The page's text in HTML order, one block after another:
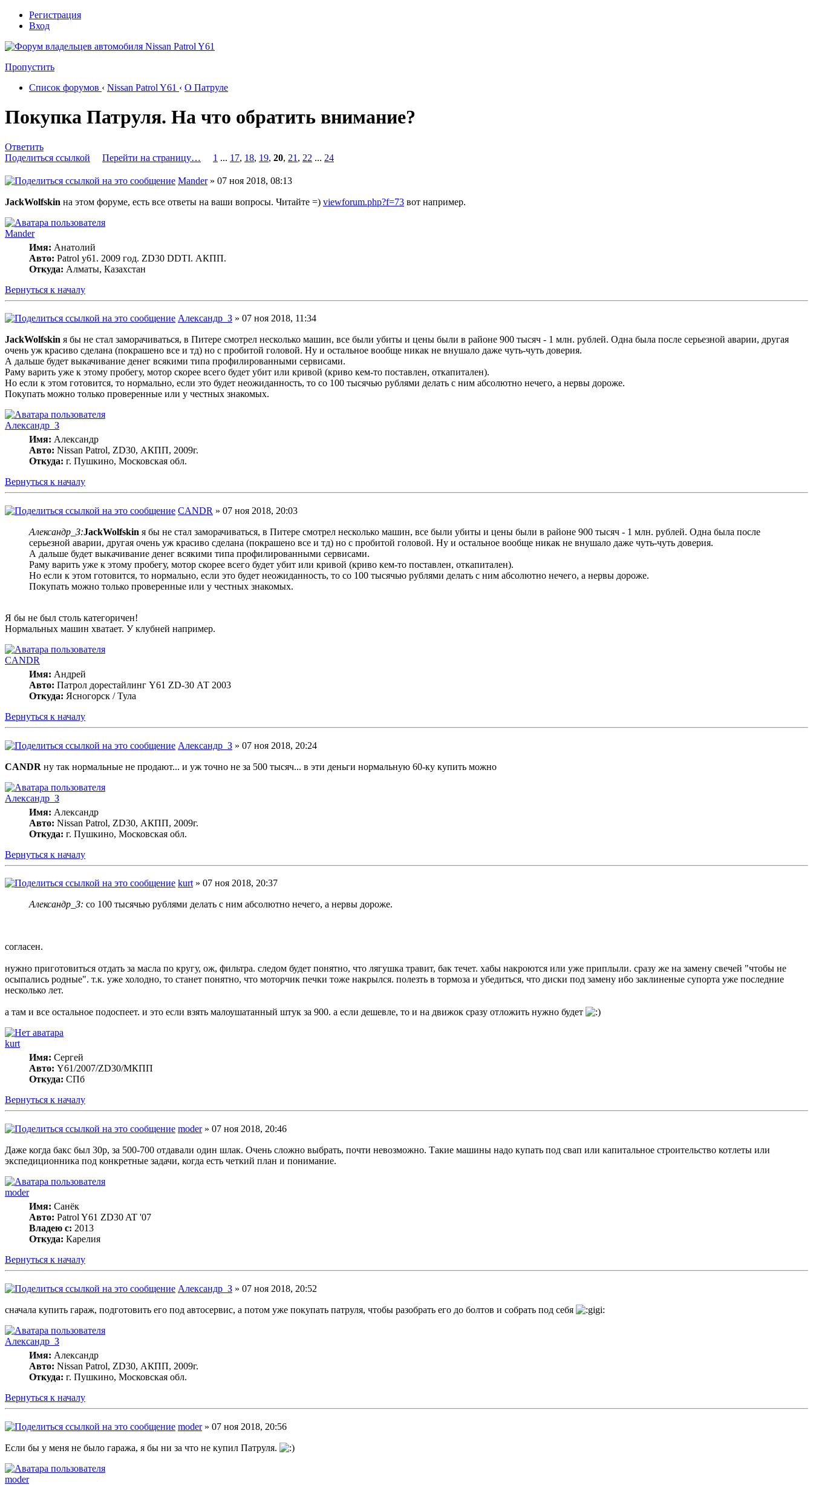
Регистрация
Вход
Пропустить
Список форумов ‹ Nissan Patrol Y61 ‹ О Патруле
Покупка Патруля. На что обратить внимание?
Ответить
Поделиться ссылкой
Перейти на страницу… 1 ... 17, 18, 19, 20, 21 , 22 ... 24
Mander» 07 ноя 2018, 08:13
JackWolfskin на этом форуме, есть все ответы на ваши вопросы. Читайте =) viewforum.php?f=73 вот например.
Mander
Имя: Анатолий
Авто: Patrol y61. 2009 год. ZD30 DDTI. АКПП.
Откуда: Алматы, Казахстан
Вернуться к началу
Александр_З » 07 ноя 2018, 11:34
JackWolfskin я бы не стал заморачиваться, в Питере смотрел несколько машин, все были убиты и цены были в районе 900 тысяч - 1 млн. рублей. Одна была после серьезной аварии, другая
очень уж красиво сделана (покрашено все и тд) но с пробитой головой. Ну и остальное вообще никак не внушало даже чуть-чуть доверия.
А дальше будет выкачивание денег всякими типа профилированными сервисами.
Раму варить уже к этому пробегу, мотор скорее всего будет убит или кривой (криво кем-то поставлен, откапитален).
Но если к этом готовится, то нормально, если это будет неожиданность, то со 100 тысячью рублями делать с ним абсолютно нечего, а нервы дороже.
Покупать можно только проверенные или у честных знакомых.
Александр_З
Имя: Александр
Авто: Nissan Patrol, ZD30, АКПП, 2009г.
Откуда: г. Пушкино, Московская обл.
Вернуться к началу
CANDR » 07 ноя 2018, 20:03
Александр_З:JackWolfskin я бы не стал заморачиваться, в Питере смотрел несколько машин, все были убиты и цены были в районе 900 тысяч - 1 млн. рублей. Одна была после
серьезной аварии, другая очень уж красиво сделана (покрашено все и тд) но с пробитой головой. Ну и остальное вообще никак не внушало даже чуть-чуть доверия.
А дальше будет выкачивание денег всякими типа профилированными сервисами.
Раму варить уже к этому пробегу, мотор скорее всего будет убит или кривой (криво кем-то поставлен, откапитален).
Но если к этом готовится, то нормально, если это будет неожиданность, то со 100 тысячью рублями делать с ним абсолютно нечего, а нервы дороже.
Покупать можно только проверенные или у честных знакомых.
Я бы не был столь категоричен!
Нормальных машин хватает. У клубней например.
CANDR
Имя: Андрей
Авто: Патрол дорестайлинг Y61 ZD-30 АТ 2003
Откуда: Ясногорск / Тула
Вернуться к началу
Александр_З » 07 ноя 2018, 20:24
CANDR ну так нормальные не продают... и уж точно не за 500 тысяч... в эти деньги нормальную 60-ку купить можно
Александр_З
Имя: Александр
Авто: Nissan Patrol, ZD30, АКПП, 2009г.
Откуда: г. Пушкино, Московская обл.
Вернуться к началу
kurt» 07 ноя 2018, 20:37
Александр_З: со 100 тысячью рублями делать с ним абсолютно нечего, а нервы дороже.
согласен.
нужно приготовиться отдать за масла по кругу, ож, фильтра. следом будет понятно, что лягушка травит, бак течет. хабы накроются или уже приплыли. сразу же на замену свечей "чтобы не
осыпались родные". т.к. уже холодно, то станет понятно, что моторчик печки тоже накрылся. полезть в тормоза и убедиться, что диски под замену ибо заклиненые супорта уже последние
несколько лет.
а там и все остальное подоспеет. и это если взять малоушатанный штук за 900. а если дешевле, то и на движок сразу отложить нужно будет
kurt
Имя: Сергей
Авто: Y61/2007/ZD30/МКПП
Откуда: СПб
Вернуться к началу
moder» 07 ноя 2018, 20:46
Даже когда бакс был 30р, за 500-700 отдавали один шлак. Очень сложно выбрать, почти невозможно. Такие машины надо купать под свап или капитальное строительство котлеты или
экспедиционника под конкретные задачи, когда есть четкий план и понимание.
moder
Имя: Санёк
Авто: Patrol Y61 ZD30 AT '07
Владею с: 2013
Откуда: Карелия
Вернуться к началу
Александр_З » 07 ноя 2018, 20:52
сначала купить гараж, подготовить его под автосервис, а потом уже покупать патруля, чтобы разобрать его до болтов и собрать под себя
Александр_З
Имя: Александр
Авто: Nissan Patrol, ZD30, АКПП, 2009г.
Откуда: г. Пушкино, Московская обл.
Вернуться к началу
moder» 07 ноя 2018, 20:56
Если бы у меня не было гаража, я бы ни за что не купил Патруля.
moder